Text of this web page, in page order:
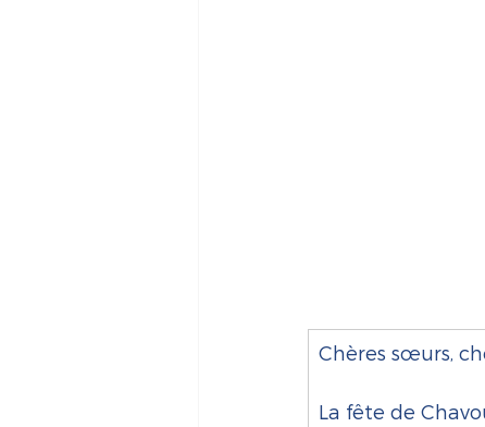
Chères sœurs,
La fête de